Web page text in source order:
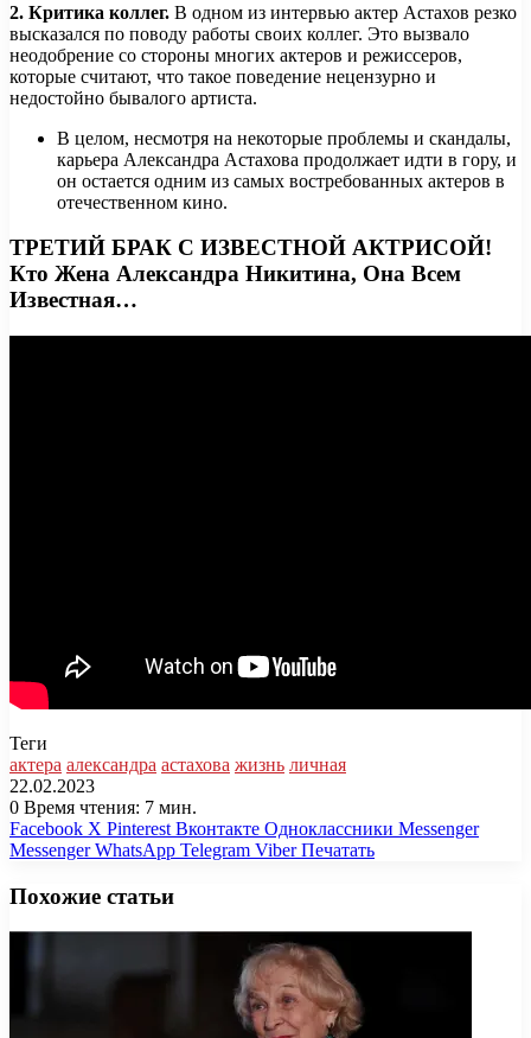
2. Критика коллег. В одном из интервью актер Астахов резко
высказался по поводу работы своих коллег. Это вызвало
неодобрение со стороны многих актеров и режиссеров,
которые считают, что такое поведение нецензурно и
недостойно бывалого артиста.
В целом, несмотря на некоторые проблемы и скандалы,
карьера Александра Астахова продолжает идти в гору, и
он остается одним из самых востребованных актеров в
отечественном кино.
ТРЕТИЙ БРАК С ИЗВЕСТНОЙ АКТРИСОЙ!
Кто Жена Александра Никитина, Она Всем
Известная…
Теги
актера александра астахова жизнь личная
22.02.2023
0 Время чтения: 7 мин.
Facebook X Pinterest Вконтакте Одноклассники Messenger
Messenger WhatsApp Telegram Viber Печатать
Похожие статьи